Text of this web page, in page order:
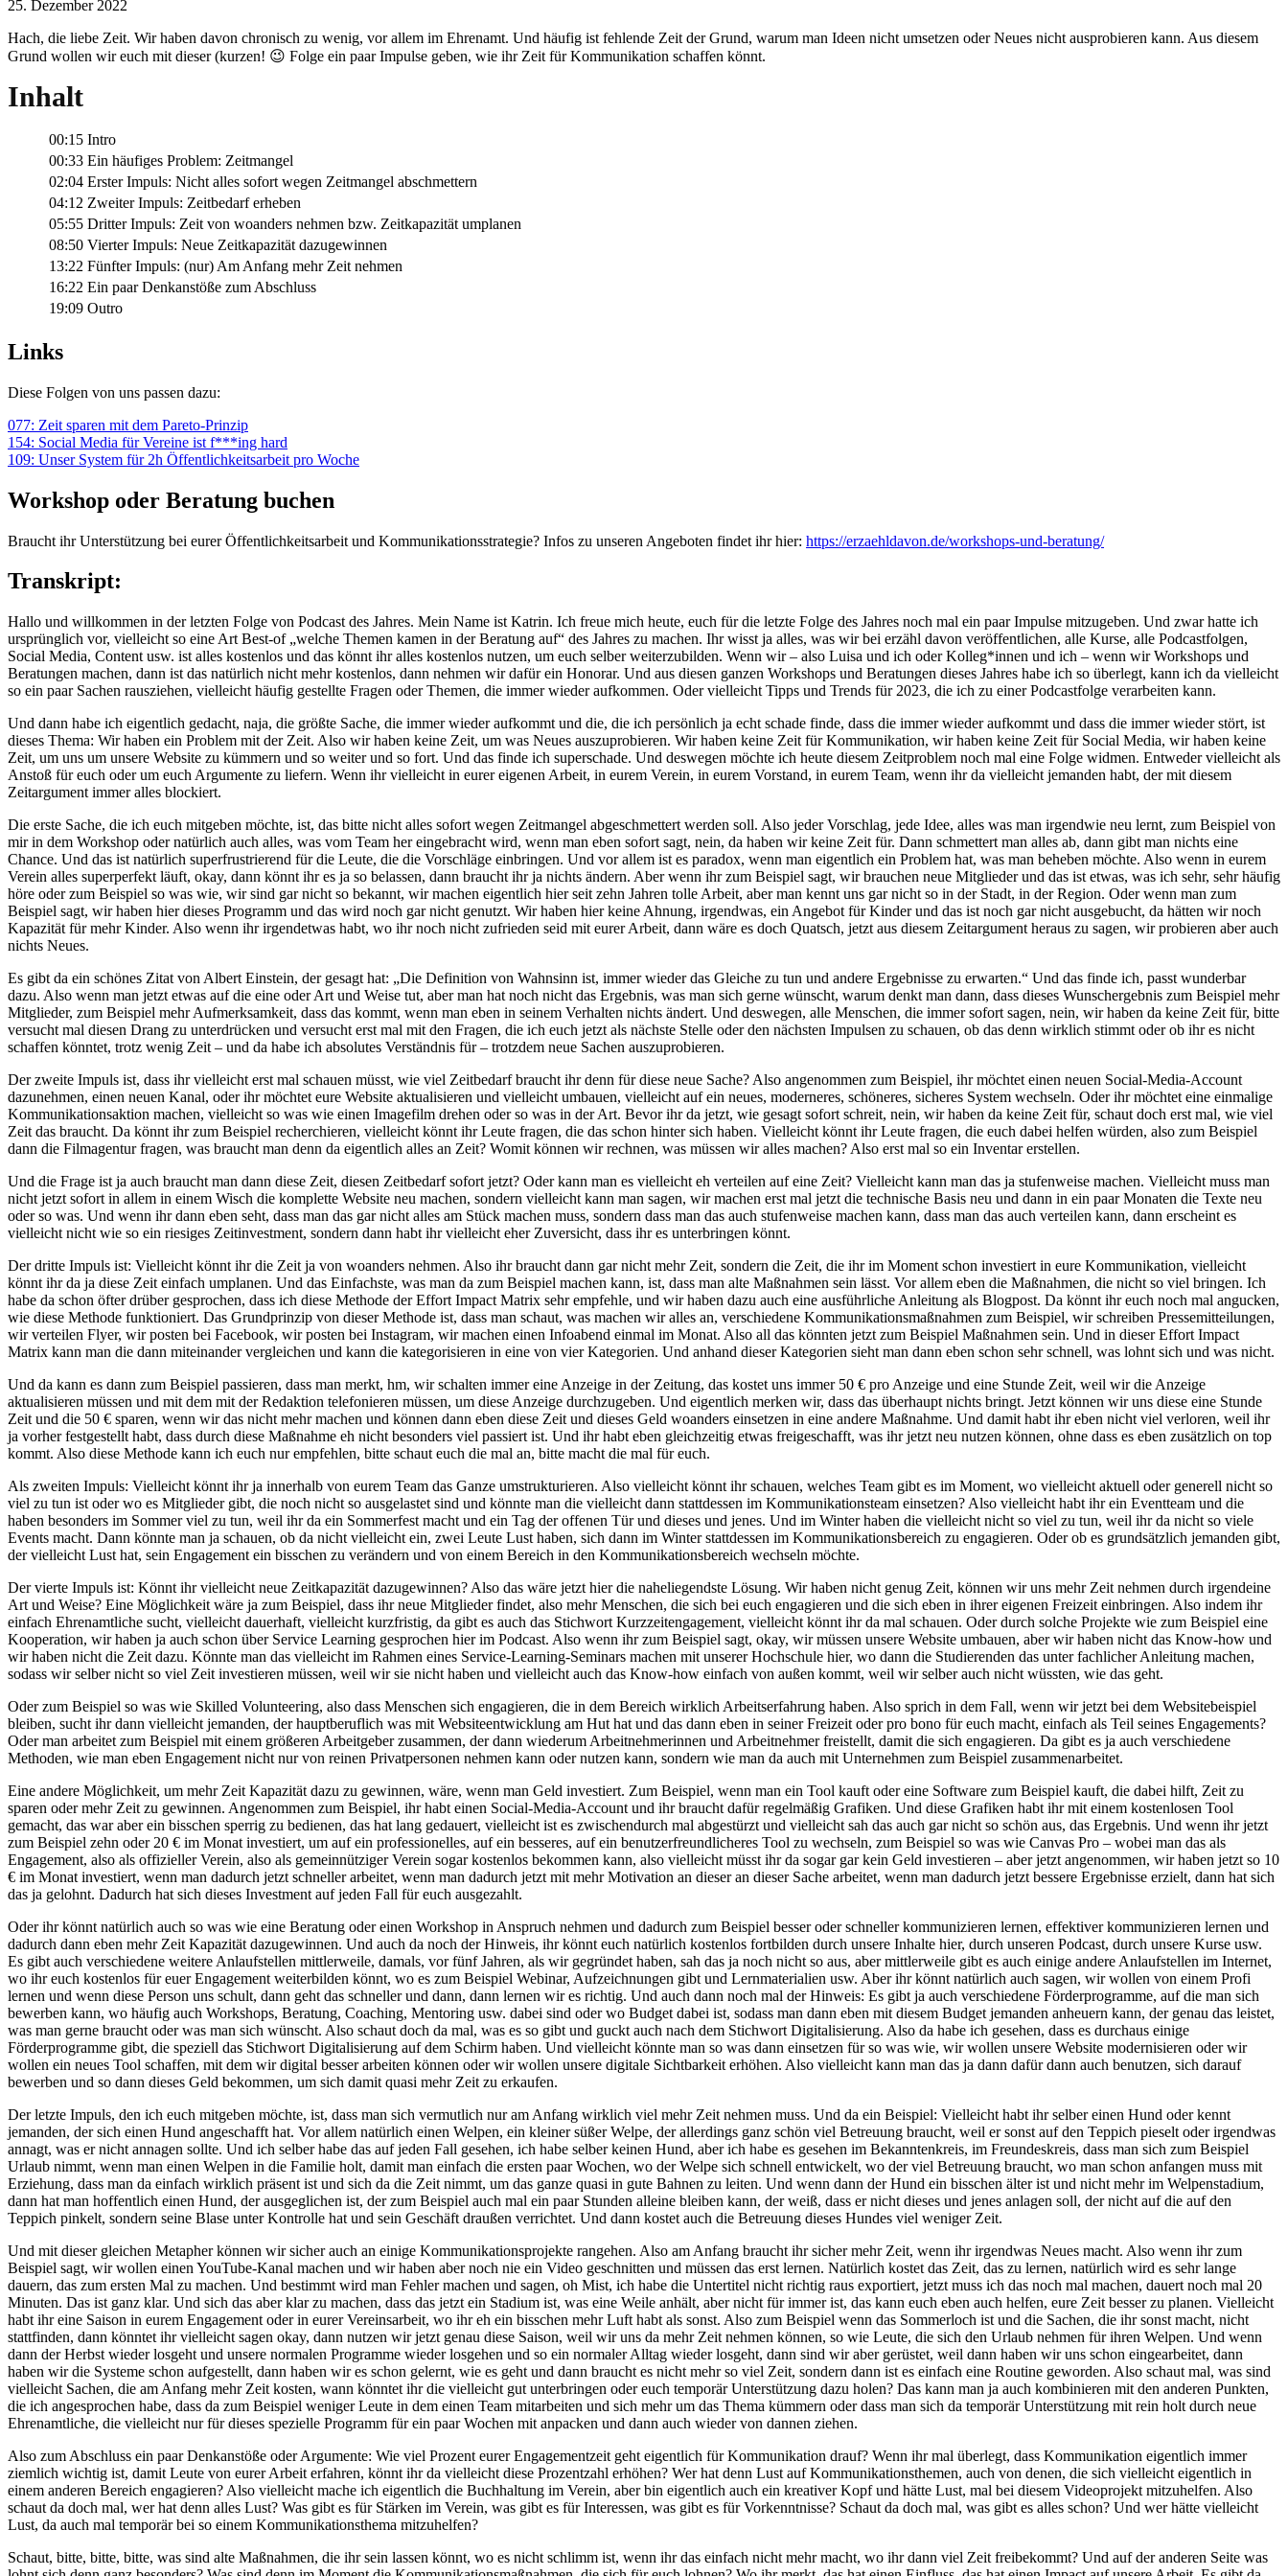
25. Dezember 2022
Hach, die liebe Zeit. Wir haben davon chronisch zu wenig, vor allem im Ehrenamt. Und häufig ist fehlende Zeit der Grund, warum man Ideen nicht umsetzen oder Neues nicht ausprobieren kann. Aus diesem
Grund wollen wir euch mit dieser (kurzen! 😉 Folge ein paar Impulse geben, wie ihr Zeit für Kommunikation schaffen könnt.
Inhalt
00:15 Intro
00:33 Ein häufiges Problem: Zeitmangel
02:04 Erster Impuls: Nicht alles sofort wegen Zeitmangel abschmettern
04:12 Zweiter Impuls: Zeitbedarf erheben
05:55 Dritter Impuls: Zeit von woanders nehmen bzw. Zeitkapazität umplanen
08:50 Vierter Impuls: Neue Zeitkapazität dazugewinnen
13:22 Fünfter Impuls: (nur) Am Anfang mehr Zeit nehmen
16:22 Ein paar Denkanstöße zum Abschluss
19:09 Outro
Links
Diese Folgen von uns passen dazu:
077: Zeit sparen mit dem Pareto-Prinzip
154: Social Media für Vereine ist f***ing hard
109: Unser System für 2h Öffentlichkeitsarbeit pro Woche
Workshop oder Beratung buchen
Braucht ihr Unterstützung bei eurer Öffentlichkeitsarbeit und Kommunikationsstrategie? Infos zu unseren Angeboten findet ihr hier: https://erzaehldavon.de/workshops-und-beratung/
Transkript:
Hallo und willkommen in der letzten Folge von Podcast des Jahres. Mein Name ist Katrin. Ich freue mich heute, euch für die letzte Folge des Jahres noch mal ein paar Impulse mitzugeben. Und zwar hatte ich
ursprünglich vor, vielleicht so eine Art Best-of „welche Themen kamen in der Beratung auf“ des Jahres zu machen. Ihr wisst ja alles, was wir bei erzähl davon veröffentlichen, alle Kurse, alle Podcastfolgen,
Social Media, Content usw. ist alles kostenlos und das könnt ihr alles kostenlos nutzen, um euch selber weiterzubilden. Wenn wir – also Luisa und ich oder Kolleg*innen und ich – wenn wir Workshops und
Beratungen machen, dann ist das natürlich nicht mehr kostenlos, dann nehmen wir dafür ein Honorar. Und aus diesen ganzen Workshops und Beratungen dieses Jahres habe ich so überlegt, kann ich da vielleicht
so ein paar Sachen rausziehen, vielleicht häufig gestellte Fragen oder Themen, die immer wieder aufkommen. Oder vielleicht Tipps und Trends für 2023, die ich zu einer Podcastfolge verarbeiten kann.
Und dann habe ich eigentlich gedacht, naja, die größte Sache, die immer wieder aufkommt und die, die ich persönlich ja echt schade finde, dass die immer wieder aufkommt und dass die immer wieder stört, ist
dieses Thema: Wir haben ein Problem mit der Zeit. Also wir haben keine Zeit, um was Neues auszuprobieren. Wir haben keine Zeit für Kommunikation, wir haben keine Zeit für Social Media, wir haben keine
Zeit, um uns um unsere Website zu kümmern und so weiter und so fort. Und das finde ich superschade. Und deswegen möchte ich heute diesem Zeitproblem noch mal eine Folge widmen. Entweder vielleicht als
Anstoß für euch oder um euch Argumente zu liefern. Wenn ihr vielleicht in eurer eigenen Arbeit, in eurem Verein, in eurem Vorstand, in eurem Team, wenn ihr da vielleicht jemanden habt, der mit diesem
Zeitargument immer alles blockiert.
Die erste Sache, die ich euch mitgeben möchte, ist, das bitte nicht alles sofort wegen Zeitmangel abgeschmettert werden soll. Also jeder Vorschlag, jede Idee, alles was man irgendwie neu lernt, zum Beispiel von
mir in dem Workshop oder natürlich auch alles, was vom Team her eingebracht wird, wenn man eben sofort sagt, nein, da haben wir keine Zeit für. Dann schmettert man alles ab, dann gibt man nichts eine
Chance. Und das ist natürlich superfrustrierend für die Leute, die die Vorschläge einbringen. Und vor allem ist es paradox, wenn man eigentlich ein Problem hat, was man beheben möchte. Also wenn in eurem
Verein alles superperfekt läuft, okay, dann könnt ihr es ja so belassen, dann braucht ihr ja nichts ändern. Aber wenn ihr zum Beispiel sagt, wir brauchen neue Mitglieder und das ist etwas, was ich sehr, sehr häufig
höre oder zum Beispiel so was wie, wir sind gar nicht so bekannt, wir machen eigentlich hier seit zehn Jahren tolle Arbeit, aber man kennt uns gar nicht so in der Stadt, in der Region. Oder wenn man zum
Beispiel sagt, wir haben hier dieses Programm und das wird noch gar nicht genutzt. Wir haben hier keine Ahnung, irgendwas, ein Angebot für Kinder und das ist noch gar nicht ausgebucht, da hätten wir noch
Kapazität für mehr Kinder. Also wenn ihr irgendetwas habt, wo ihr noch nicht zufrieden seid mit eurer Arbeit, dann wäre es doch Quatsch, jetzt aus diesem Zeitargument heraus zu sagen, wir probieren aber auch
nichts Neues.
Es gibt da ein schönes Zitat von Albert Einstein, der gesagt hat: „Die Definition von Wahnsinn ist, immer wieder das Gleiche zu tun und andere Ergebnisse zu erwarten.“ Und das finde ich, passt wunderbar
dazu. Also wenn man jetzt etwas auf die eine oder Art und Weise tut, aber man hat noch nicht das Ergebnis, was man sich gerne wünscht, warum denkt man dann, dass dieses Wunschergebnis zum Beispiel mehr
Mitglieder, zum Beispiel mehr Aufmerksamkeit, dass das kommt, wenn man eben in seinem Verhalten nichts ändert. Und deswegen, alle Menschen, die immer sofort sagen, nein, wir haben da keine Zeit für, bitte
versucht mal diesen Drang zu unterdrücken und versucht erst mal mit den Fragen, die ich euch jetzt als nächste Stelle oder den nächsten Impulsen zu schauen, ob das denn wirklich stimmt oder ob ihr es nicht
schaffen könntet, trotz wenig Zeit – und da habe ich absolutes Verständnis für – trotzdem neue Sachen auszuprobieren.
Der zweite Impuls ist, dass ihr vielleicht erst mal schauen müsst, wie viel Zeitbedarf braucht ihr denn für diese neue Sache? Also angenommen zum Beispiel, ihr möchtet einen neuen Social-Media-Account
dazunehmen, einen neuen Kanal, oder ihr möchtet eure Website aktualisieren und vielleicht umbauen, vielleicht auf ein neues, moderneres, schöneres, sicheres System wechseln. Oder ihr möchtet eine einmalige
Kommunikationsaktion machen, vielleicht so was wie einen Imagefilm drehen oder so was in der Art. Bevor ihr da jetzt, wie gesagt sofort schreit, nein, wir haben da keine Zeit für, schaut doch erst mal, wie viel
Zeit das braucht. Da könnt ihr zum Beispiel recherchieren, vielleicht könnt ihr Leute fragen, die das schon hinter sich haben. Vielleicht könnt ihr Leute fragen, die euch dabei helfen würden, also zum Beispiel
dann die Filmagentur fragen, was braucht man denn da eigentlich alles an Zeit? Womit können wir rechnen, was müssen wir alles machen? Also erst mal so ein Inventar erstellen.
Und die Frage ist ja auch braucht man dann diese Zeit, diesen Zeitbedarf sofort jetzt? Oder kann man es vielleicht eh verteilen auf eine Zeit? Vielleicht kann man das ja stufenweise machen. Vielleicht muss man
nicht jetzt sofort in allem in einem Wisch die komplette Website neu machen, sondern vielleicht kann man sagen, wir machen erst mal jetzt die technische Basis neu und dann in ein paar Monaten die Texte neu
oder so was. Und wenn ihr dann eben seht, dass man das gar nicht alles am Stück machen muss, sondern dass man das auch stufenweise machen kann, dass man das auch verteilen kann, dann erscheint es
vielleicht nicht wie so ein riesiges Zeitinvestment, sondern dann habt ihr vielleicht eher Zuversicht, dass ihr es unterbringen könnt.
Der dritte Impuls ist: Vielleicht könnt ihr die Zeit ja von woanders nehmen. Also ihr braucht dann gar nicht mehr Zeit, sondern die Zeit, die ihr im Moment schon investiert in eure Kommunikation, vielleicht
könnt ihr da ja diese Zeit einfach umplanen. Und das Einfachste, was man da zum Beispiel machen kann, ist, dass man alte Maßnahmen sein lässt. Vor allem eben die Maßnahmen, die nicht so viel bringen. Ich
habe da schon öfter drüber gesprochen, dass ich diese Methode der Effort Impact Matrix sehr empfehle, und wir haben dazu auch eine ausführliche Anleitung als Blogpost. Da könnt ihr euch noch mal angucken,
wie diese Methode funktioniert. Das Grundprinzip von dieser Methode ist, dass man schaut, was machen wir alles an, verschiedene Kommunikationsmaßnahmen zum Beispiel, wir schreiben Pressemitteilungen,
wir verteilen Flyer, wir posten bei Facebook, wir posten bei Instagram, wir machen einen Infoabend einmal im Monat. Also all das könnten jetzt zum Beispiel Maßnahmen sein. Und in dieser Effort Impact
Matrix kann man die dann miteinander vergleichen und kann die kategorisieren in eine von vier Kategorien. Und anhand dieser Kategorien sieht man dann eben schon sehr schnell, was lohnt sich und was nicht.
Und da kann es dann zum Beispiel passieren, dass man merkt, hm, wir schalten immer eine Anzeige in der Zeitung, das kostet uns immer 50 € pro Anzeige und eine Stunde Zeit, weil wir die Anzeige
aktualisieren müssen und mit dem mit der Redaktion telefonieren müssen, um diese Anzeige durchzugeben. Und eigentlich merken wir, dass das überhaupt nichts bringt. Jetzt können wir uns diese eine Stunde
Zeit und die 50 € sparen, wenn wir das nicht mehr machen und können dann eben diese Zeit und dieses Geld woanders einsetzen in eine andere Maßnahme. Und damit habt ihr eben nicht viel verloren, weil ihr
ja vorher festgestellt habt, dass durch diese Maßnahme eh nicht besonders viel passiert ist. Und ihr habt eben gleichzeitig etwas freigeschafft, was ihr jetzt neu nutzen können, ohne dass es eben zusätzlich on top
kommt. Also diese Methode kann ich euch nur empfehlen, bitte schaut euch die mal an, bitte macht die mal für euch.
Als zweiten Impuls: Vielleicht könnt ihr ja innerhalb von eurem Team das Ganze umstrukturieren. Also vielleicht könnt ihr schauen, welches Team gibt es im Moment, wo vielleicht aktuell oder generell nicht so
viel zu tun ist oder wo es Mitglieder gibt, die noch nicht so ausgelastet sind und könnte man die vielleicht dann stattdessen im Kommunikationsteam einsetzen? Also vielleicht habt ihr ein Eventteam und die
haben besonders im Sommer viel zu tun, weil ihr da ein Sommerfest macht und ein Tag der offenen Tür und dieses und jenes. Und im Winter haben die vielleicht nicht so viel zu tun, weil ihr da nicht so viele
Events macht. Dann könnte man ja schauen, ob da nicht vielleicht ein, zwei Leute Lust haben, sich dann im Winter stattdessen im Kommunikationsbereich zu engagieren. Oder ob es grundsätzlich jemanden gibt,
der vielleicht Lust hat, sein Engagement ein bisschen zu verändern und von einem Bereich in den Kommunikationsbereich wechseln möchte.
Der vierte Impuls ist: Könnt ihr vielleicht neue Zeitkapazität dazugewinnen? Also das wäre jetzt hier die naheliegendste Lösung. Wir haben nicht genug Zeit, können wir uns mehr Zeit nehmen durch irgendeine
Art und Weise? Eine Möglichkeit wäre ja zum Beispiel, dass ihr neue Mitglieder findet, also mehr Menschen, die sich bei euch engagieren und die sich eben in ihrer eigenen Freizeit einbringen. Also indem ihr
einfach Ehrenamtliche sucht, vielleicht dauerhaft, vielleicht kurzfristig, da gibt es auch das Stichwort Kurzzeitengagement, vielleicht könnt ihr da mal schauen. Oder durch solche Projekte wie zum Beispiel eine
Kooperation, wir haben ja auch schon über Service Learning gesprochen hier im Podcast. Also wenn ihr zum Beispiel sagt, okay, wir müssen unsere Website umbauen, aber wir haben nicht das Know-how und
wir haben nicht die Zeit dazu. Könnte man das vielleicht im Rahmen eines Service-Learning-Seminars machen mit unserer Hochschule hier, wo dann die Studierenden das unter fachlicher Anleitung machen,
sodass wir selber nicht so viel Zeit investieren müssen, weil wir sie nicht haben und vielleicht auch das Know-how einfach von außen kommt, weil wir selber auch nicht wüssten, wie das geht.
Oder zum Beispiel so was wie Skilled Volunteering, also dass Menschen sich engagieren, die in dem Bereich wirklich Arbeitserfahrung haben. Also sprich in dem Fall, wenn wir jetzt bei dem Websitebeispiel
bleiben, sucht ihr dann vielleicht jemanden, der hauptberuflich was mit Websiteentwicklung am Hut hat und das dann eben in seiner Freizeit oder pro bono für euch macht, einfach als Teil seines Engagements?
Oder man arbeitet zum Beispiel mit einem größeren Arbeitgeber zusammen, der dann wiederum Arbeitnehmerinnen und Arbeitnehmer freistellt, damit die sich engagieren. Da gibt es ja auch verschiedene
Methoden, wie man eben Engagement nicht nur von reinen Privatpersonen nehmen kann oder nutzen kann, sondern wie man da auch mit Unternehmen zum Beispiel zusammenarbeitet.
Eine andere Möglichkeit, um mehr Zeit Kapazität dazu zu gewinnen, wäre, wenn man Geld investiert. Zum Beispiel, wenn man ein Tool kauft oder eine Software zum Beispiel kauft, die dabei hilft, Zeit zu
sparen oder mehr Zeit zu gewinnen. Angenommen zum Beispiel, ihr habt einen Social-Media-Account und ihr braucht dafür regelmäßig Grafiken. Und diese Grafiken habt ihr mit einem kostenlosen Tool
gemacht, das war aber ein bisschen sperrig zu bedienen, das hat lang gedauert, vielleicht ist es zwischendurch mal abgestürzt und vielleicht sah das auch gar nicht so schön aus, das Ergebnis. Und wenn ihr jetzt
zum Beispiel zehn oder 20 € im Monat investiert, um auf ein professionelles, auf ein besseres, auf ein benutzerfreundlicheres Tool zu wechseln, zum Beispiel so was wie Canvas Pro – wobei man das als
Engagement, also als offizieller Verein, also als gemeinnütziger Verein sogar kostenlos bekommen kann, also vielleicht müsst ihr da sogar gar kein Geld investieren – aber jetzt angenommen, wir haben jetzt so 10
€ im Monat investiert, wenn man dadurch jetzt schneller arbeitet, wenn man dadurch jetzt mit mehr Motivation an dieser an dieser Sache arbeitet, wenn man dadurch jetzt bessere Ergebnisse erzielt, dann hat sich
das ja gelohnt. Dadurch hat sich dieses Investment auf jeden Fall für euch ausgezahlt.
Oder ihr könnt natürlich auch so was wie eine Beratung oder einen Workshop in Anspruch nehmen und dadurch zum Beispiel besser oder schneller kommunizieren lernen, effektiver kommunizieren lernen und
dadurch dann eben mehr Zeit Kapazität dazugewinnen. Und auch da noch der Hinweis, ihr könnt euch natürlich kostenlos fortbilden durch unsere Inhalte hier, durch unseren Podcast, durch unsere Kurse usw.
Es gibt auch verschiedene weitere Anlaufstellen mittlerweile, damals, vor fünf Jahren, als wir gegründet haben, sah das ja noch nicht so aus, aber mittlerweile gibt es auch einige andere Anlaufstellen im Internet,
wo ihr euch kostenlos für euer Engagement weiterbilden könnt, wo es zum Beispiel Webinar, Aufzeichnungen gibt und Lernmaterialien usw. Aber ihr könnt natürlich auch sagen, wir wollen von einem Profi
lernen und wenn diese Person uns schult, dann geht das schneller und dann, dann lernen wir es richtig. Und auch dann noch mal der Hinweis: Es gibt ja auch verschiedene Förderprogramme, auf die man sich
bewerben kann, wo häufig auch Workshops, Beratung, Coaching, Mentoring usw. dabei sind oder wo Budget dabei ist, sodass man dann eben mit diesem Budget jemanden anheuern kann, der genau das leistet,
was man gerne braucht oder was man sich wünscht. Also schaut doch da mal, was es so gibt und guckt auch nach dem Stichwort Digitalisierung. Also da habe ich gesehen, dass es durchaus einige
Förderprogramme gibt, die speziell das Stichwort Digitalisierung auf dem Schirm haben. Und vielleicht könnte man so was dann einsetzen für so was wie, wir wollen unsere Website modernisieren oder wir
wollen ein neues Tool schaffen, mit dem wir digital besser arbeiten können oder wir wollen unsere digitale Sichtbarkeit erhöhen. Also vielleicht kann man das ja dann dafür dann auch benutzen, sich darauf
bewerben und so dann dieses Geld bekommen, um sich damit quasi mehr Zeit zu erkaufen.
Der letzte Impuls, den ich euch mitgeben möchte, ist, dass man sich vermutlich nur am Anfang wirklich viel mehr Zeit nehmen muss. Und da ein Beispiel: Vielleicht habt ihr selber einen Hund oder kennt
jemanden, der sich einen Hund angeschafft hat. Vor allem natürlich einen Welpen, ein kleiner süßer Welpe, der allerdings ganz schön viel Betreuung braucht, weil er sonst auf den Teppich pieselt oder irgendwas
annagt, was er nicht annagen sollte. Und ich selber habe das auf jeden Fall gesehen, ich habe selber keinen Hund, aber ich habe es gesehen im Bekanntenkreis, im Freundeskreis, dass man sich zum Beispiel
Urlaub nimmt, wenn man einen Welpen in die Familie holt, damit man einfach die ersten paar Wochen, wo der Welpe sich schnell entwickelt, wo der viel Betreuung braucht, wo man schon anfangen muss mit
Erziehung, dass man da einfach wirklich präsent ist und sich da die Zeit nimmt, um das ganze quasi in gute Bahnen zu leiten. Und wenn dann der Hund ein bisschen älter ist und nicht mehr im Welpenstadium,
dann hat man hoffentlich einen Hund, der ausgeglichen ist, der zum Beispiel auch mal ein paar Stunden alleine bleiben kann, der weiß, dass er nicht dieses und jenes anlagen soll, der nicht auf die auf den
Teppich pinkelt, sondern seine Blase unter Kontrolle hat und sein Geschäft draußen verrichtet. Und dann kostet auch die Betreuung dieses Hundes viel weniger Zeit.
Und mit dieser gleichen Metapher können wir sicher auch an einige Kommunikationsprojekte rangehen. Also am Anfang braucht ihr sicher mehr Zeit, wenn ihr irgendwas Neues macht. Also wenn ihr zum
Beispiel sagt, wir wollen einen YouTube-Kanal machen und wir haben aber noch nie ein Video geschnitten und müssen das erst lernen. Natürlich kostet das Zeit, das zu lernen, natürlich wird es sehr lange
dauern, das zum ersten Mal zu machen. Und bestimmt wird man Fehler machen und sagen, oh Mist, ich habe die Untertitel nicht richtig raus exportiert, jetzt muss ich das noch mal machen, dauert noch mal 20
Minuten. Das ist ganz klar. Und sich das aber klar zu machen, dass das jetzt ein Stadium ist, was eine Weile anhält, aber nicht für immer ist, das kann euch eben auch helfen, eure Zeit besser zu planen. Vielleicht
habt ihr eine Saison in eurem Engagement oder in eurer Vereinsarbeit, wo ihr eh ein bisschen mehr Luft habt als sonst. Also zum Beispiel wenn das Sommerloch ist und die Sachen, die ihr sonst macht, nicht
stattfinden, dann könntet ihr vielleicht sagen okay, dann nutzen wir jetzt genau diese Saison, weil wir uns da mehr Zeit nehmen können, so wie Leute, die sich den Urlaub nehmen für ihren Welpen. Und wenn
dann der Herbst wieder losgeht und unsere normalen Programme wieder losgehen und so ein normaler Alltag wieder losgeht, dann sind wir aber gerüstet, weil dann haben wir uns schon eingearbeitet, dann
haben wir die Systeme schon aufgestellt, dann haben wir es schon gelernt, wie es geht und dann braucht es nicht mehr so viel Zeit, sondern dann ist es einfach eine Routine geworden. Also schaut mal, was sind
vielleicht Sachen, die am Anfang mehr Zeit kosten, wann könntet ihr die vielleicht gut unterbringen oder euch temporär Unterstützung dazu holen? Das kann man ja auch kombinieren mit den anderen Punkten,
die ich angesprochen habe, dass da zum Beispiel weniger Leute in dem einen Team mitarbeiten und sich mehr um das Thema kümmern oder dass man sich da temporär Unterstützung mit rein holt durch neue
Ehrenamtliche, die vielleicht nur für dieses spezielle Programm für ein paar Wochen mit anpacken und dann auch wieder von dannen ziehen.
Also zum Abschluss ein paar Denkanstöße oder Argumente: Wie viel Prozent eurer Engagementzeit geht eigentlich für Kommunikation drauf? Wenn ihr mal überlegt, dass Kommunikation eigentlich immer
ziemlich wichtig ist, damit Leute von eurer Arbeit erfahren, könnt ihr da vielleicht diese Prozentzahl erhöhen? Wer hat denn Lust auf Kommunikationsthemen, auch von denen, die sich vielleicht eigentlich in
einem anderen Bereich engagieren? Also vielleicht mache ich eigentlich die Buchhaltung im Verein, aber bin eigentlich auch ein kreativer Kopf und hätte Lust, mal bei diesem Videoprojekt mitzuhelfen. Also
schaut da doch mal, wer hat denn alles Lust? Was gibt es für Stärken im Verein, was gibt es für Interessen, was gibt es für Vorkenntnisse? Schaut da doch mal, was gibt es alles schon? Und wer hätte vielleicht
Lust, da auch mal temporär bei so einem Kommunikationsthema mitzuhelfen?
Schaut, bitte, bitte, bitte, was sind alte Maßnahmen, die ihr sein lassen könnt, wo es nicht schlimm ist, wenn ihr das einfach nicht mehr macht, wo ihr dann viel Zeit freibekommt? Und auf der anderen Seite was